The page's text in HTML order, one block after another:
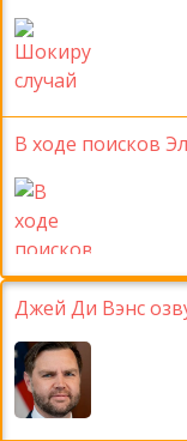
В ходе поисков
Джей Ди Вэнс